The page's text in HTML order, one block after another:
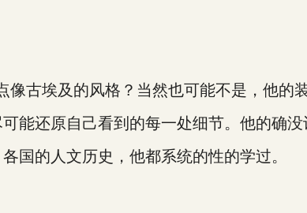
古埃及的风格？当然也可能不是，他的
还原自己看到的每一处细节。他的确没
的人文历史，他都系统的性的学过。